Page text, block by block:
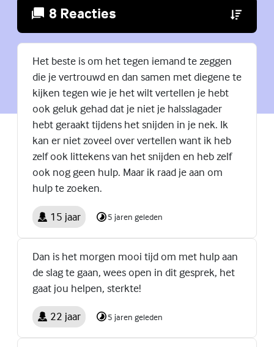
8 Reacties (Externe
Het beste is om het tegen iemand te zeggen
die je vertrouwd en dan samen met diegene te
kijken tegen wie je het wilt vertellen je hebt
ook geluk gehad dat je niet je halsslagader
hebt geraakt tijdens het snijden in je nek. Ik
kan er niet zoveel over vertellen want ik heb
zelf ook littekens van het snijden en heb zelf
ook nog geen hulp. Maar ik raad je aan om
hulp te zoeken.
15 jaar 5 jaren geleden
Dan is het morgen mooi tijd om met hulp aan
de slag te gaan, wees open in dit gesprek, het
gaat jou helpen, sterkte!
22 jaar 5 jaren geleden